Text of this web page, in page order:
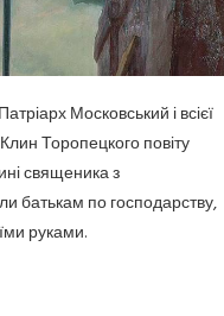
Московський і всієї
Торопецкого повіту
священика з
батькам по господарству,
руками.